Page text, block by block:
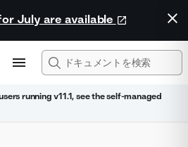
July are available
running v11.1, see the self-managed